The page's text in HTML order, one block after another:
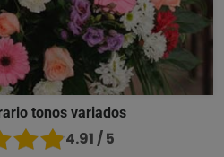
tonos variados
4.91 / 5